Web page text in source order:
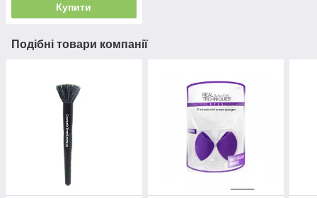
Купити
Подібні товари компанії